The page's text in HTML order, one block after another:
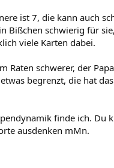
ist 7, die kann auch
Bißchen schwierig für
viele Karten dabei.
Raten schwerer, der
begrenzt, die hat
finde ich. Du
ausdenken mMn.